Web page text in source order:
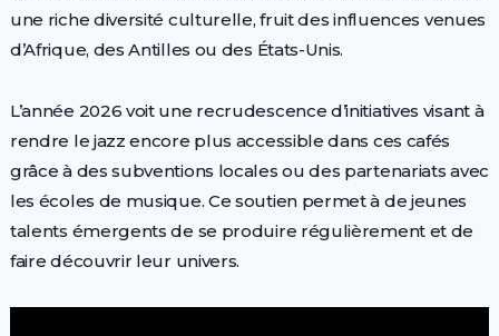
une riche diversité culturelle, fruit des influences venues
d’Afrique, des Antilles ou des États-Unis.
L’année 2026 voit une recrudescence d’initiatives visant à
rendre le jazz encore plus accessible dans ces cafés
grâce à des subventions locales ou des partenariats avec
les écoles de musique. Ce soutien permet à de jeunes
talents émergents de se produire régulièrement et de
faire découvrir leur univers.